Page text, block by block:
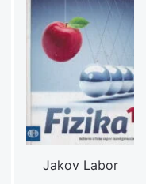
Jakov Labor